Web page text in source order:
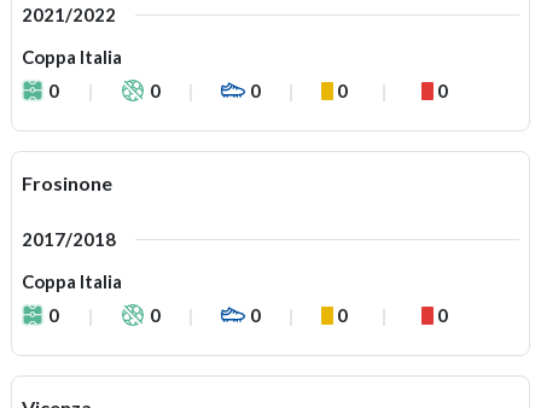
2021/2022
Coppa Italia
0
0 0 0 0
Frosinone
2017/2018
Coppa Italia
0
0 0 0 0